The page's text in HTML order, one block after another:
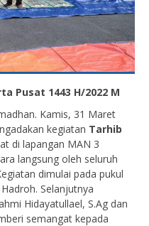
Pusat 1443 H/2022 M
Kamis, 31 Maret
kegiatan Tarhib
di lapangan MAN 3
langsung oleh seluruh
dimulai pada pukul
Selanjutnya
Hidayatullael, S.Ag dan
semangat kepada